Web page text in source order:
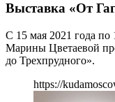
Выставка «От
С 15 мая 2021 года по
Марины Цветаевой
до Трехпрудного».
https://